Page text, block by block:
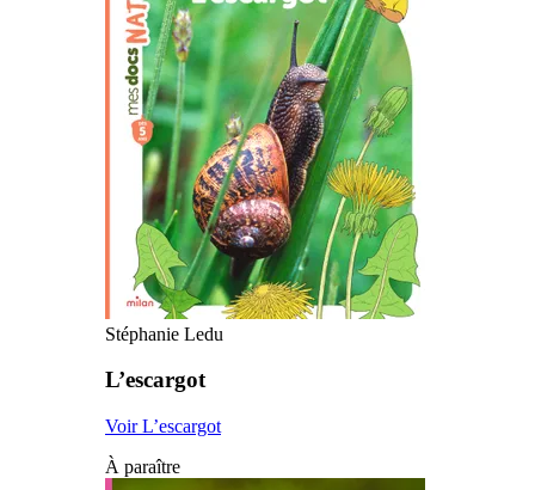
Stéphanie Ledu
L’escargot
Voir L’escargot
À paraître